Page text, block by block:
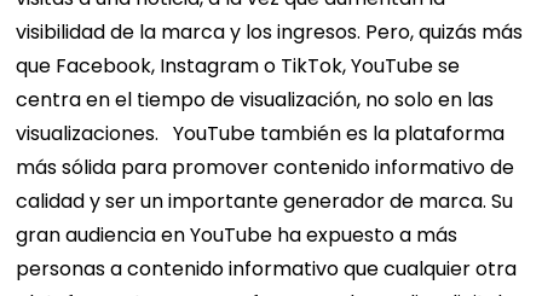
visibilidad de la marca y los ingresos. Pero, quizás más
que Facebook, Instagram o TikTok, YouTube se
centra en el tiempo de visualización, no solo en las
visualizaciones. YouTube también es la plataforma
más sólida para promover contenido informativo de
calidad y ser un importante generador de marca. Su
gran audiencia en YouTube ha expuesto a más
personas a contenido informativo que cualquier otra